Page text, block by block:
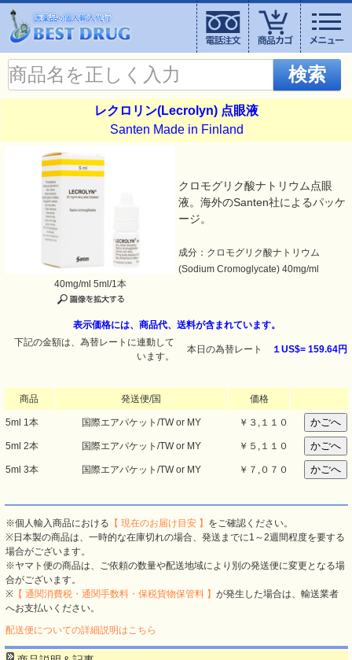
検索
レクロリン(Lecrolyn) 点眼液
Santen Made in Finland
クロモグリク酸ナトリウム点眼
液。海外のSanten社によるパッケ
ージ。
成分：クロモグリク酸ナトリウム
(Sodium Cromoglycate) 40mg/ml
40mg/ml 5ml/1本
表示価格には、商品代、送料が含まれています。
下記の金額は、為替レートに連動して
います。
本日の為替レート １US$= 159.64円
商品 発送便/国 価格
5ml 1本 国際エアパケット/TW or MY ￥ ３,１１０
5ml 2本 国際エアパケット/TW or MY ￥ ５,１１０
5ml 3本 国際エアパケット/TW or MY ￥ ７,０７０
※個人輸入商品における 【 現在のお届け目安 】 をご確認ください。
※日本製の商品は、一時的な在庫切れの場合、発送までに1～2週間程度を要する
場合がございます。
※ヤマト便の商品は、ご依頼の数量や配送地域により別の発送便に変更となる場
合がございます。
※ 【 通関消費税・通関手数料・保税貨物保管料 】 が発生した場合は、輸送業者
へお支払いください。
配送便についての詳細説明はこちら